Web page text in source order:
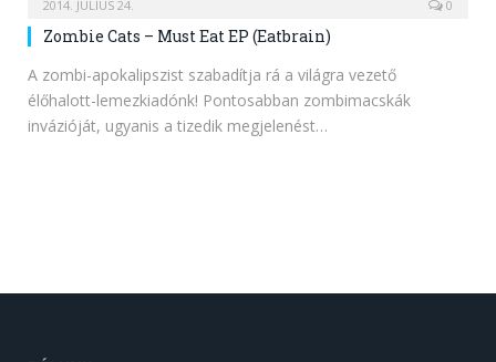
2014. JÚLIUS 24. 0
Zombie Cats – Must Eat EP (Eatbrain)
A zombi-apokalipszist szabadítja rá a világra vezető
élőhalott-lemezkiadónk! Pontosabban zombimacskák
invázióját, ugyanis a tizedik megjelenést…